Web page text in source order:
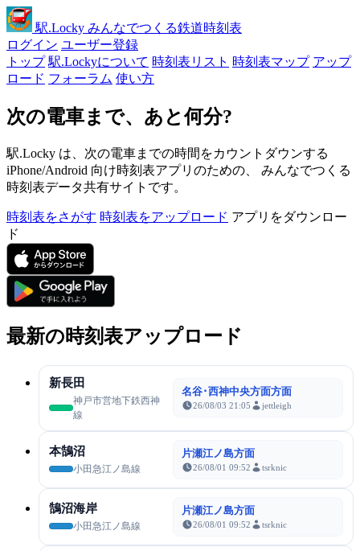
駅.Locky みんなでつくる鉄道時刻表
ログイン ユーザー登録
トップ 駅.Lockyについて 時刻表リスト 時刻表マップ アップ
ロード フォーラム 使い方
次の電車まで、あと何分?
駅.Locky は、次の電車までの時間をカウントダウンする
iPhone/Android 向け時刻表アプリのための、 みんなでつくる
時刻表データ共有サイトです。
時刻表をさがす 時刻表をアップロード アプリをダウンロー
ド
最新の時刻表アップロード
新長田
神戸市営地下鉄西神
線
名谷･西神中央方面方面
26/08/03 21:05 jettleigh
本鵠沼
小田急江ノ島線
片瀬江ノ島方面
26/08/01 09:52 tsrknic
鵠沼海岸
小田急江ノ島線
片瀬江ノ島方面
26/08/01 09:52 tsrknic